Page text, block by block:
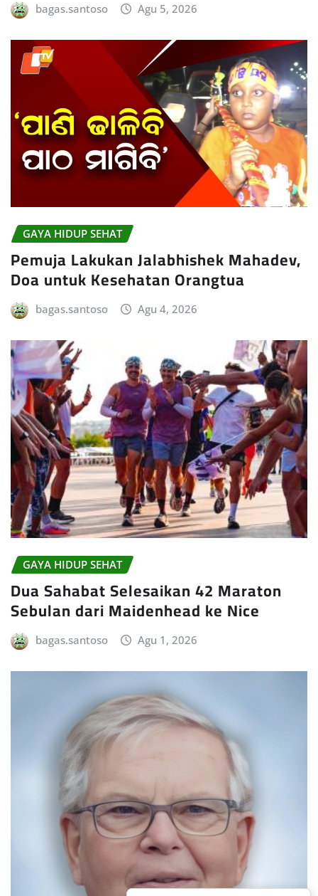
bagas.santoso Agu 5, 2026
GAYA HIDUP SEHAT
Pemuja Lakukan Jalabhishek Mahadev,
Doa untuk Kesehatan Orangtua
bagas.santoso Agu 4, 2026
GAYA HIDUP SEHAT
Dua Sahabat Selesaikan 42 Maraton
Sebulan dari Maidenhead ke Nice
bagas.santoso Agu 1, 2026